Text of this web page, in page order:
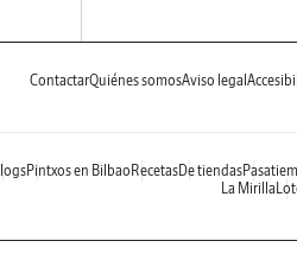
ContactarQuiénes somosAviso legal
Pintxos en Bilbao RecetasDe tiendas
La Mirilla